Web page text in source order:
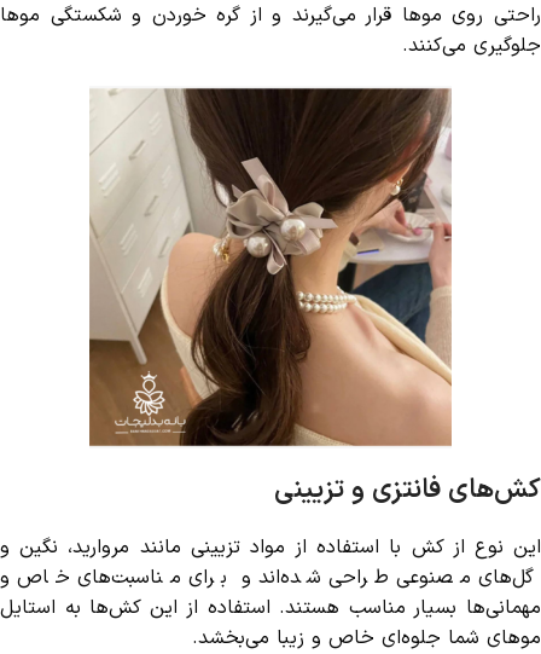
راحتی روی موها قرار می‌گیرند و از گره خوردن و شکستگی موها
جلوگیری می‌کنند.
کش‌های فانتزی و تزیینی
این نوع از کش با استفاده از مواد تزیینی مانند مروارید، نگین و
گل‌های مصنوعی طراحی شده‌اند و برای مناسبت‌های خاص و
مهمانی‌ها بسیار مناسب هستند. استفاده از این کش‌ها به استایل
موهای شما جلوه‌ای خاص و زیبا می‌بخشد.